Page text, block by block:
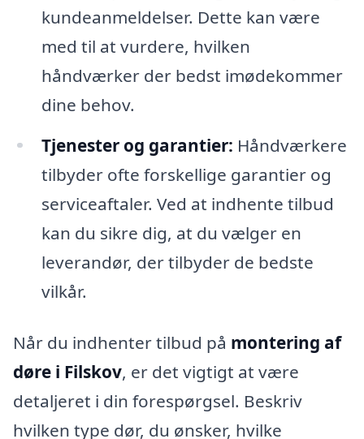
kundeanmeldelser. Dette kan være
med til at vurdere, hvilken
håndværker der bedst imødekommer
dine behov.
Tjenester og garantier: Håndværkere
tilbyder ofte forskellige garantier og
serviceaftaler. Ved at indhente tilbud
kan du sikre dig, at du vælger en
leverandør, der tilbyder de bedste
vilkår.
Når du indhenter tilbud på montering af
døre i Filskov, er det vigtigt at være
detaljeret i din forespørgsel. Beskriv
hvilken type dør, du ønsker, hvilke